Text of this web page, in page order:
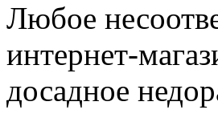
Любое
интернет-
досадное